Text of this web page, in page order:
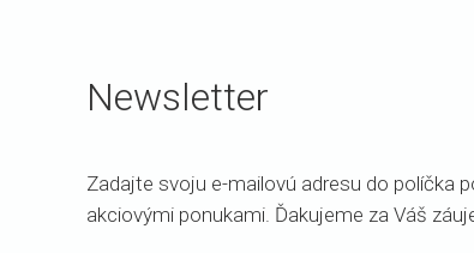
Newsletter
Zadajte svoju e-mailovú adresu do políčka
akciovými ponukami. Ďakujeme za Váš